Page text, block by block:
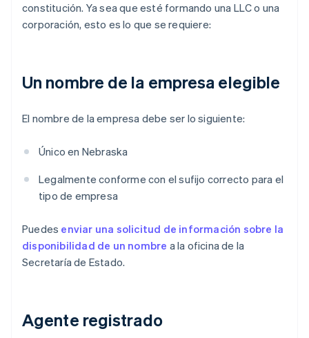
constitución. Ya sea que esté formando una LLC o una
corporación, esto es lo que se requiere:
Un nombre de la empresa elegible
El nombre de la empresa debe ser lo siguiente:
Único en Nebraska
Legalmente conforme con el sufijo correcto para el
tipo de empresa
Puedes enviar una solicitud de información sobre la
disponibilidad de un nombre a la oficina de la
Secretaría de Estado.
Agente registrado